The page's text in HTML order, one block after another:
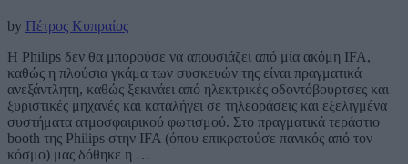
by Πέτρος Κυπραίος
H Philips δεν θα μπορούσε να απουσιάζει από μία ακόμη IFA,
καθώς η πλούσια γκάμα των συσκευών της είναι πραγματικά
ανεξάντλητη, καθώς ξεκινάει από ηλεκτρικές οδοντόβουρτσες και
ξυριστικές μηχανές και καταλήγει σε τηλεοράσεις και εξελιγμένα
συστήματα ατμοσφαιρικού φωτισμού. Στο πραγματικά τεράστιο
booth της Philips στην IFA (όπου επικρατούσε πανικός από τον
κόσμο) μας δόθηκε η …